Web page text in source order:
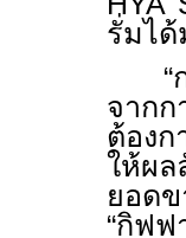
รั่มได้
จาก
ต้อง
ให้ผ
ยอด
“กิฟ